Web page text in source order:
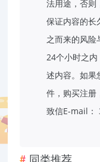
法用途，否则
保证内容的长
之而来的风险
24个小时之
述内容。如果
件，购买注册
致信E-mail：
同类推荐